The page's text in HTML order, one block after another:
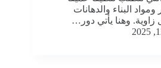
ومواد البناء والدهانات
زاوية. وهنا يأتي دور…